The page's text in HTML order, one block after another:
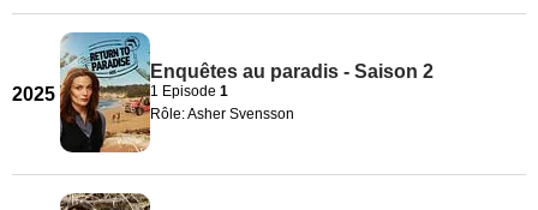
2025
Enquêtes au paradis - Saison 2
1 Episode 1
Rôle: Asher Svensson